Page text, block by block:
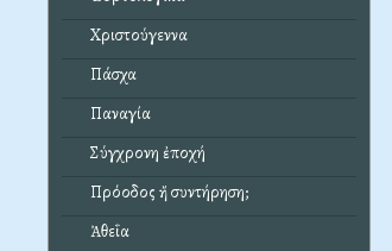
Χριστούγεννα
Πάσχα
Παναγία
Σύγχρονη ἐποχή
Πρόοδος ἤ συντήρηση;
Ἀθεΐα